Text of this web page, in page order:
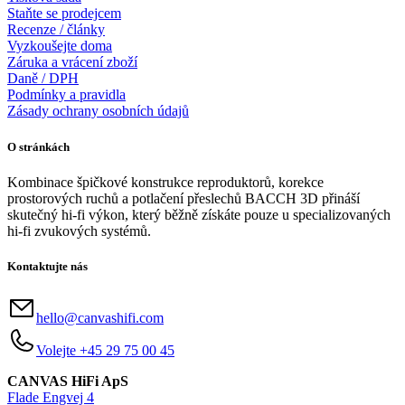
100 Hz <0,04 %
1 KHz <0,04 %
10 KHz <0,05 %
DSP
BACCH
KOREKCE MÍSTNOSTI
Prostřednictvím aplikace pro iOS využívá vestavěný mikrofon
CONNECTIVITY
HDMI eARC, Toslink, Analog, Apple AirPlay 2 (multiroom),
Google Cast (multiroom), Roon, Tidal, Spotify Connect, DLNA.
Staňte se prodejcem
Recenze / články
Vyzkoušejte doma
Záruka a vrácení zboží
Daně / DPH
Podmínky a pravidla
Zásady ochrany osobních údajů
O stránkách
Kombinace špičkové konstrukce reproduktorů, korekce
prostorových ruchů a potlačení přeslechů BACCH 3D přináší
skutečný hi-fi výkon, který běžně získáte pouze u specializovaných
hi-fi zvukových systémů.
Kontaktujte nás
hello@canvashifi.com
Volejte +45 29 75 00 45
CANVAS HiFi ApS
Flade Engvej 4